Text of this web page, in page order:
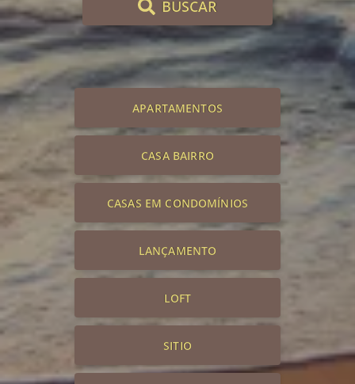
BUSCAR
APARTAMENTOS
CASA BAIRRO
CASAS EM CONDOMÍNIOS
LANÇAMENTO
LOFT
SITIO